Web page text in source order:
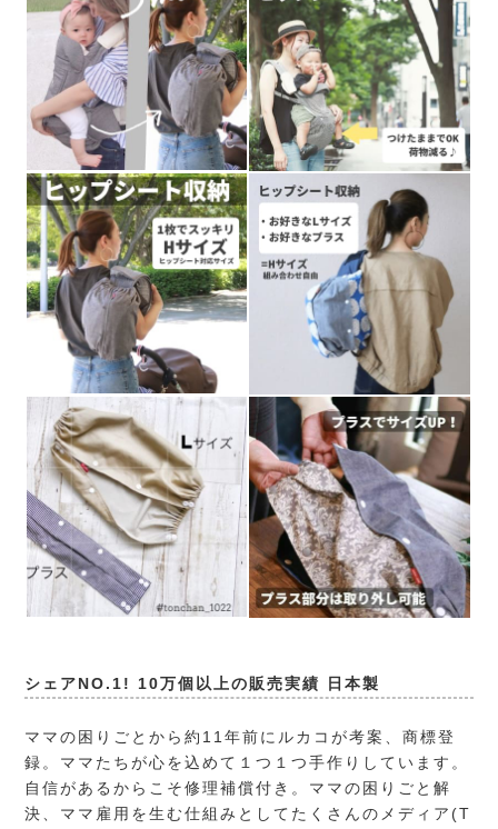
シェアNO.1! 10万個以上の販売実績 日本製
ママの困りごとから約11年前にルカコが考案、商標登
録。ママたちが心を込めて１つ１つ手作りしています。
自信があるからこそ修理補償付き。ママの困りごと解
決、ママ雇用を生む仕組みとしてたくさんのメディア(T